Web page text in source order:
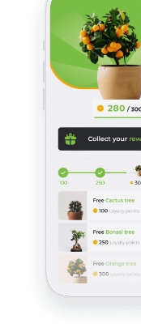
Start
akkoord is,
opgestart.
mijlpaal: een
Een app in Virtual
mogelijkheden
je gebruikers een
bieden. Heb je een
en wil je dit verder
vrijblijvend
contact
in Virtual Reality